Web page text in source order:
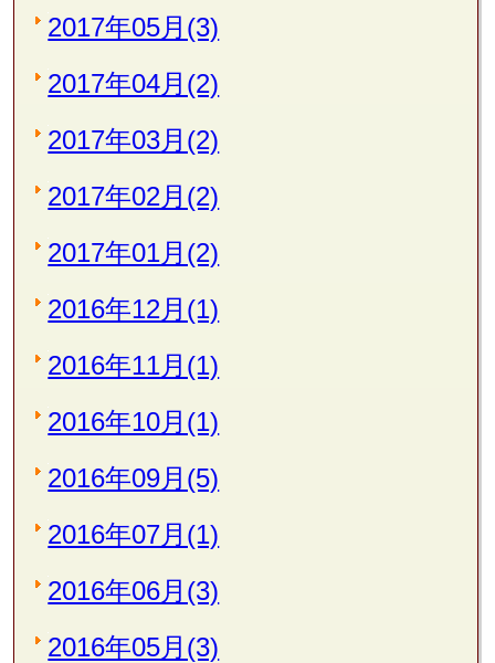
2017年05月(3)
2017年04月(2)
2017年03月(2)
2017年02月(2)
2017年01月(2)
2016年12月(1)
2016年11月(1)
2016年10月(1)
2016年09月(5)
2016年07月(1)
2016年06月(3)
2016年05月(3)